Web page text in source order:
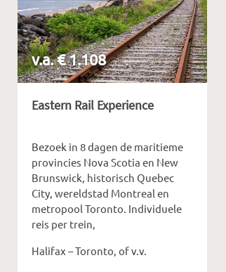
v.a. € 1.108
Eastern Rail Experience
Bezoek in 8 dagen de maritieme
provincies Nova Scotia en New
Brunswick, historisch Quebec
City, wereldstad Montreal en
metropool Toronto. Individuele
reis per trein,
Halifax – Toronto, of v.v.